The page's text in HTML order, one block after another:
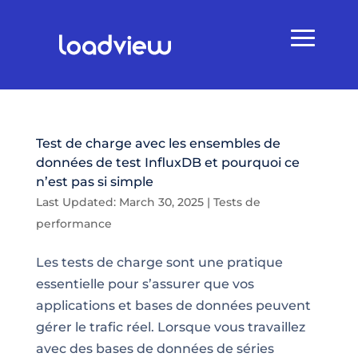
Test de charge avec les ensembles de
données de test InfluxDB et pourquoi ce
n’est pas si simple
Last Updated: March 30, 2025| Tests de
performance
Les tests de charge sont une pratique
essentielle pour s’assurer que vos
applications et bases de données peuvent
gérer le trafic réel. Lorsque vous travaillez
avec des bases de données de séries